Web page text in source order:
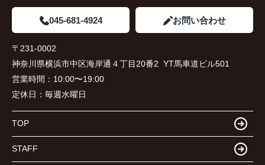
045-681-4924 お問い合わせ
〒231-0002
神奈川県横浜市中区海岸通４丁目20番2 YT馬車道ビル501
営業時間： 10:00〜19:00
定休日： 毎週水曜日
TOP
STAFF